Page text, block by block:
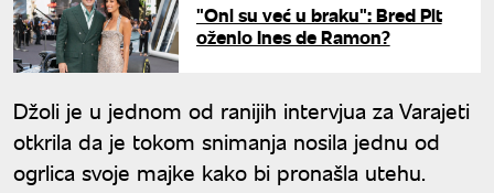
"Oni su već u braku": Bred Pit
oženio Ines de Ramon?
Džoli je u jednom od ranijih intervjua za Varajeti
otkrila da je tokom snimanja nosila jednu od
ogrlica svoje majke kako bi pronašla utehu.